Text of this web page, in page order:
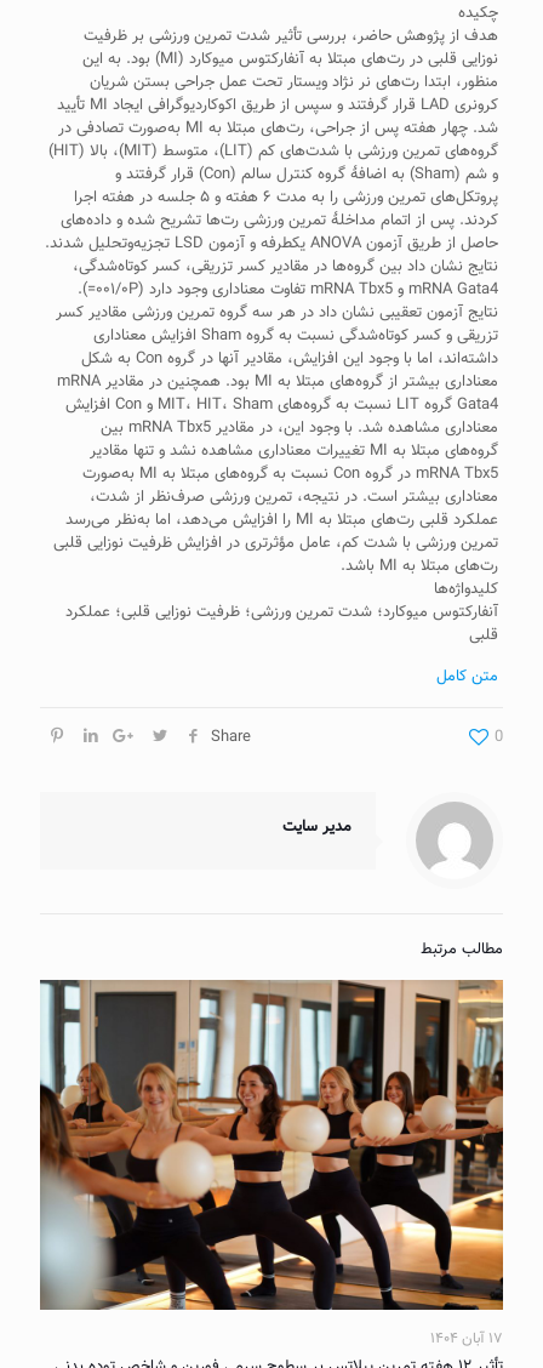
چکیده
هدف از پژوهش حاضر، بررسی تأثیر شدت تمرین ورزشی بر ظرفیت
نوزایی قلبی در رت‌های مبتلا به آنفارکتوس میوکارد (MI) بود. به این
منظور، ابتدا رت‌های نر نژاد ویستار تحت عمل جراحی بستن شریان
کرونری LAD قرار گرفتند و سپس از طریق اکوکاردیوگرافی ایجاد MI تأیید
شد. چهار هفته پس از جراحی، رت‌های مبتلا به MI به‌صورت تصادفی در
گروه‌های تمرین ورزشی با شدت‌های کم (LIT)، متوسط (MIT)، بالا (HIT)
و شم (Sham) به اضافۀ گروه کنترل سالم (Con) قرار گرفتند و
پروتکل‌های تمرین ورزشی را به مدت ۶ هفته و ۵ جلسه در هفته اجرا
کردند. پس از اتمام مداخلۀ تمرین ورزشی رت‌ها تشریح شده و داده‌های
حاصل از طریق آزمون ANOVA یکطرفه و آزمون LSD تجزیه‌وتحلیل شدند.
نتایج نشان داد بین گروه‌ها در مقادیر کسر تزریقی، کسر کوتاه‌شدگی،
mRNA Gata4 و mRNA Tbx5 تفاوت معناداری وجود دارد (۰۰۱/۰P=).
نتایج آزمون تعقیبی نشان داد در هر سه گروه تمرین ورزشی مقادیر کسر
تزریقی و کسر کوتاه‌شدگی نسبت به گروه Sham افزایش معناداری
داشته‌اند، اما با وجود این افزایش، مقادیر آنها در گروه Con به شکل
معناداری بیشتر از گروه‌های مبتلا به MI بود. همچنین در مقادیر mRNA
Gata4 گروه LIT نسبت به گروه‌های MIT، HIT، Sham و Con افزایش
معناداری مشاهده شد. با وجود این، در مقادیر mRNA Tbx5 بین
گروه‌های مبتلا به MI تغییرات معناداری مشاهده نشد و تنها مقادیر
mRNA Tbx5 در گروه Con نسبت به گروه‌های مبتلا به MI به‌صورت
معناداری بیشتر است. در نتیجه، تمرین ورزشی صرف‌نظر از شدت،
عملکرد قلبی رت‌های مبتلا به MI را افزایش می‌دهد، اما به‌نظر می‌رسد
تمرین ورزشی با شدت کم، عامل مؤثرتری در افزایش ظرفیت نوزایی قلبی
رت‌های مبتلا به MI باشد.
کلیدواژه‌ها
آنفارکتوس میوکارد؛ شدت تمرین ورزشی؛ ظرفیت نوزایی قلبی؛ عملکرد
قلبی
متن کامل
Share 0
مدیر سایت
مطالب مرتبط
۱۷ آبان ۱۴۰۴